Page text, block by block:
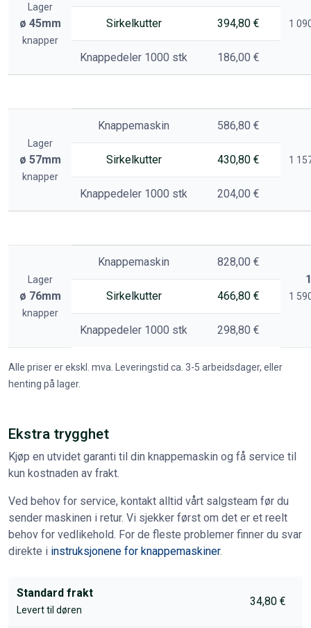
Lager
ø 45mm
knapper
1
Sirkelkutter 394,80 €
Knappedeler 1000 stk 186,00 €
Lager
ø 57mm
knapper
Knappemaskin
586,80 €
1
Sirkelkutter 430,80 €
Knappedeler 1000 stk 204,00 €
Lager
ø 76mm
knapper
Knappemaskin
828,00 €
1
Sirkelkutter 466,80 €
Knappedeler 1000 stk 298,80 €
Alle priser er ekskl. mva. Leveringstid ca. 3-5 arbeidsdager, eller
henting på lager.
Ekstra trygghet
Kjøp en utvidet garanti til din knappemaskin og få service til
kun kostnaden av frakt.
Ved behov for service, kontakt alltid vårt salgsteam før du
sender maskinen i retur. Vi sjekker først om det er et reelt
behov for vedlikehold. For de fleste problemer finner du svar
direkte i instruksjonene for knappemaskiner.
Standard frakt
Levert til døren
34,80 €